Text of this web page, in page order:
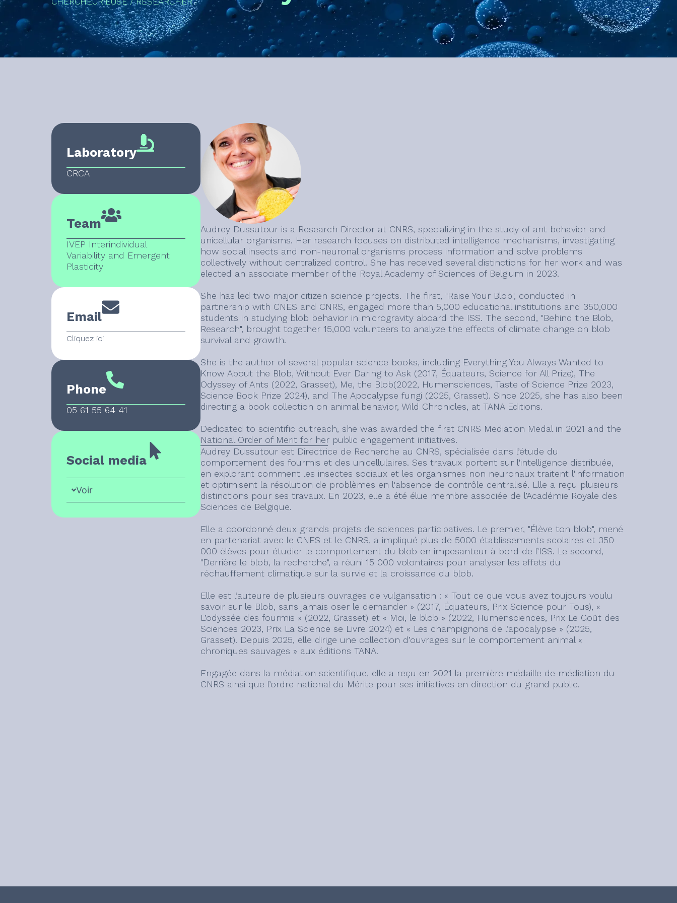
Laboratory
CRCA
Team
IVEP Interindividual
Variability and Emergent
Plasticity
Email
Cliquez ici
Phone
05 61 55 64 41
Social media
Voir
Audrey Dussutour is a Research Director at CNRS, specializing in the study of ant behavior and
unicellular organisms. Her research focuses on distributed intelligence mechanisms, investigating
how social insects and non-neuronal organisms process information and solve problems
collectively without centralized control. She has received several distinctions for her work and was
elected an associate member of the Royal Academy of Sciences of Belgium in 2023.
She has led two major citizen science projects. The first, "Raise Your Blob", conducted in
partnership with CNES and CNRS, engaged more than 5,000 educational institutions and 350,000
students in studying blob behavior in microgravity aboard the ISS. The second, "Behind the Blob,
Research", brought together 15,000 volunteers to analyze the effects of climate change on blob
survival and growth.
She is the author of several popular science books, including Everything You Always Wanted to
Know About the Blob, Without Ever Daring to Ask (2017, Équateurs, Science for All Prize), The
Odyssey of Ants (2022, Grasset), Me, the Blob(2022, Humensciences, Taste of Science Prize 2023,
Science Book Prize 2024), and The Apocalypse fungi (2025, Grasset). Since 2025, she has also been
directing a book collection on animal behavior, Wild Chronicles, at TANA Editions.
Dedicated to scientific outreach, she was awarded the first CNRS Mediation Medal in 2021 and the
National Order of Merit for her public engagement initiatives.
Audrey Dussutour est Directrice de Recherche au CNRS, spécialisée dans l’étude du
comportement des fourmis et des unicellulaires. Ses travaux portent sur l'intelligence distribuée,
en explorant comment les insectes sociaux et les organismes non neuronaux traitent l'information
et optimisent la résolution de problèmes en l'absence de contrôle centralisé. Elle a reçu plusieurs
distinctions pour ses travaux. En 2023, elle a été élue membre associée de l’Académie Royale des
Sciences de Belgique.
Elle a coordonné deux grands projets de sciences participatives. Le premier, "Élève ton blob", mené
en partenariat avec le CNES et le CNRS, a impliqué plus de 5000 établissements scolaires et 350
000 élèves pour étudier le comportement du blob en impesanteur à bord de l’ISS. Le second,
"Derrière le blob, la recherche", a réuni 15 000 volontaires pour analyser les effets du
réchauffement climatique sur la survie et la croissance du blob.
Elle est l’auteure de plusieurs ouvrages de vulgarisation : « Tout ce que vous avez toujours voulu
savoir sur le Blob, sans jamais oser le demander » (2017, Équateurs, Prix Science pour Tous), «
L’odyssée des fourmis » (2022, Grasset) et « Moi, le blob » (2022, Humensciences, Prix Le Goût des
Sciences 2023, Prix La Science se Livre 2024) et « Les champignons de l’apocalypse » (2025,
Grasset). Depuis 2025, elle dirige une collection d’ouvrages sur le comportement animal «
chroniques sauvages » aux éditions TANA.
Engagée dans la médiation scientifique, elle a reçu en 2021 la première médaille de médiation du
CNRS ainsi que l’ordre national du Mérite pour ses initiatives en direction du grand public.